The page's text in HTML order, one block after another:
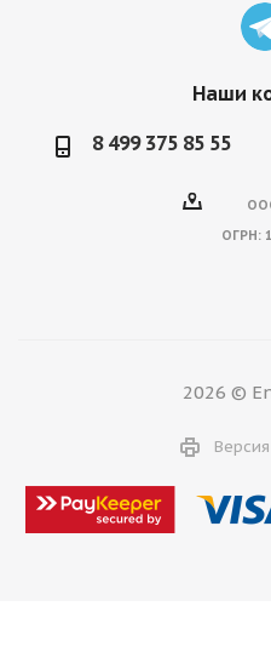
Наши
8 499 375 85 55
ОГРН:
2026 ©